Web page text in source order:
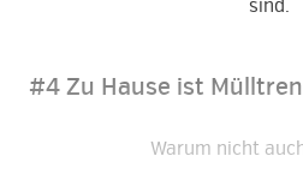
sind.
#4 Zu Hause ist
Warum nicht